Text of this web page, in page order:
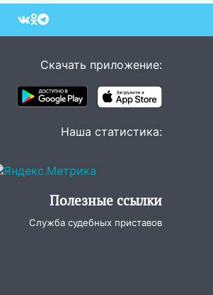
Скачать приложение:
Наша статистика:
Полезные ссылки
Служба судебных приставов